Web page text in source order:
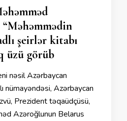
şeirlər kitabı
üzü görüb
nəsil Azərbaycan
nümayəndəsi, Azərbaycan
Prezident təqaüdçüsü,
Azəroğlunun Belarus